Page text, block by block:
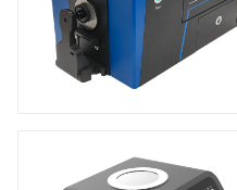
+
咖啡、番茄色差仪PS808CT